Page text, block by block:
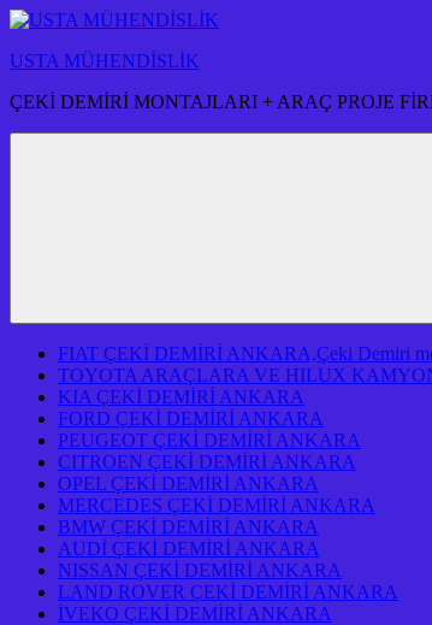
İçeriğe
USTA MÜHENDİSLİK
ÇEKİ DEMİRİ MONTAJLARI + ARAÇ PROJE
FIAT ÇEKİ DEMİRİ ANKARA,Çeki Demiri
TOYOTA ARAÇLARA VE HILUX
KIA ÇEKİ DEMİRİ ANKARA
FORD ÇEKİ DEMİRİ ANKARA
PEUGEOT ÇEKİ DEMİRİ ANKARA
CITROEN ÇEKİ DEMİRİ ANKARA
OPEL ÇEKİ DEMİRİ ANKARA
MERCEDES ÇEKİ DEMİRİ ANKARA
BMW ÇEKİ DEMİRİ ANKARA
AUDİ ÇEKİ DEMİRİ ANKARA
NISSAN ÇEKİ DEMİRİ ANKARA
LAND ROVER ÇEKİ DEMİRİ ANKARA
İVEKO ÇEKİ DEMİRİ ANKARA